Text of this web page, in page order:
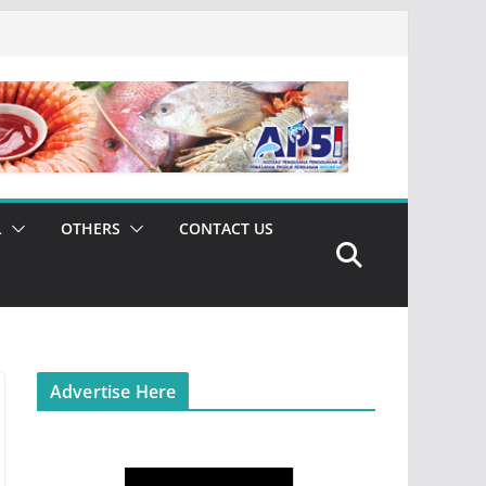
OTHERS CONTACT US
Advertise Here